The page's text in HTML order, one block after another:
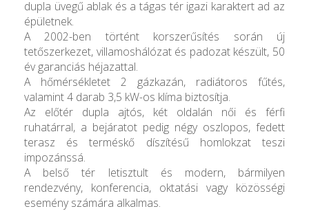
dupla üvegű ablak és a tágas tér igazi karaktert ad az
épületnek.
A 2002-ben történt korszerűsítés során új
tetőszerkezet, villamoshálózat és padozat készült, 50
év garanciás héjazattal.
A hőmérsékletet 2 gázkazán, radiátoros fűtés,
valamint 4 darab 3,5 kW-os klíma biztosítja.
Az előtér dupla ajtós, két oldalán női és férfi
ruhatárral, a bejáratot pedig négy oszlopos, fedett
terasz és terméskő díszítésű homlokzat teszi
impozánssá.
A belső tér letisztult és modern, bármilyen
rendezvény, konferencia, oktatási vagy közösségi
esemény számára alkalmas.